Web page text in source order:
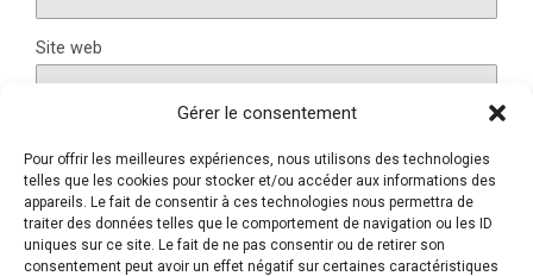
Gérer le consentement
Pour offrir les meilleures expériences, nous utilisons des technologies
telles que les cookies pour stocker et/ou accéder aux informations des
appareils. Le fait de consentir à ces technologies nous permettra de
traiter des données telles que le comportement de navigation ou les ID
uniques sur ce site. Le fait de ne pas consentir ou de retirer son
consentement peut avoir un effet négatif sur certaines caractéristiques
Site web
Ce site utilise Akismet pour réduire les indésirables.En
savoir plus sur la façon dont les données de vos
commentaires sont traitées.